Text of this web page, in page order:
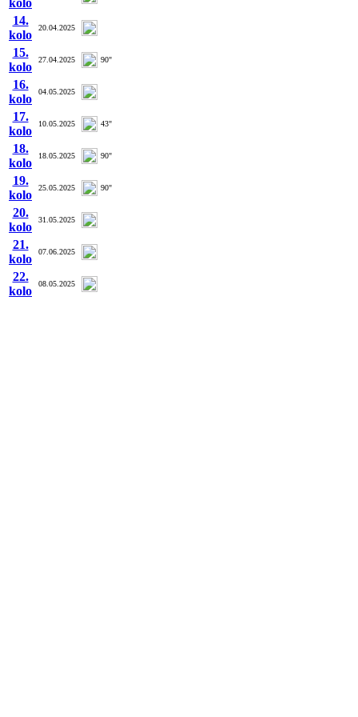
14.
kolo
20.04.2025
15.
kolo
27.04.2025 90"
16.
kolo
04.05.2025
17.
kolo
10.05.2025 43"
18.
kolo
18.05.2025 90"
19.
kolo
25.05.2025 90"
20.
kolo
31.05.2025
21.
kolo
07.06.2025
22.
kolo
08.05.2025